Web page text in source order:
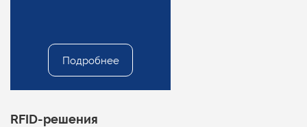
Подробнее
Подробнее
RFID-решения